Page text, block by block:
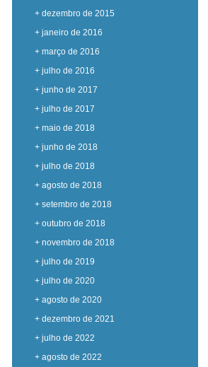
+ dezembro de 2015
+ janeiro de 2016
+ março de 2016
+ julho de 2016
+ junho de 2017
+ julho de 2017
+ maio de 2018
+ junho de 2018
+ julho de 2018
+ agosto de 2018
+ setembro de 2018
+ outubro de 2018
+ novembro de 2018
+ julho de 2019
+ julho de 2020
+ agosto de 2020
+ dezembro de 2021
+ julho de 2022
+ agosto de 2022